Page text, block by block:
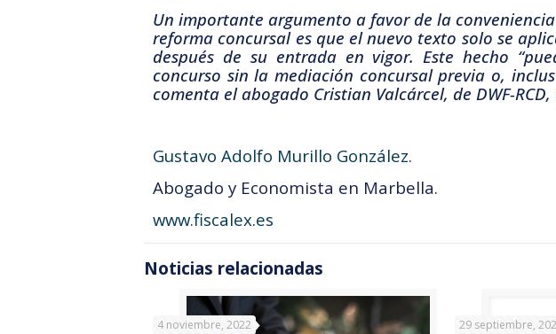
Un importante argumento a favor de la
reforma concursal es que el nuevo texto solo se
después de su entrada en vigor. Este hecho
concurso sin la mediación concursal previa o,
comenta el abogado Cristian Valcárcel, de DWF-
Gustavo Adolfo Murillo González.
Abogado y Economista en Marbella.
www.fiscalex.es
Noticias relacionadas
4 noviembre, 2022 29 septiembre,